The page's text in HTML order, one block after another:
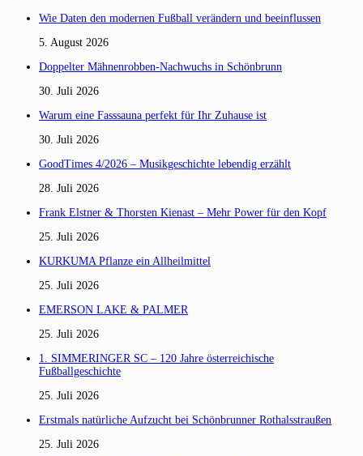
Wie Daten den modernen Fußball verändern und beeinflussen
5. August 2026
Doppelter Mähnenrobben-Nachwuchs in Schönbrunn
30. Juli 2026
Warum eine Fasssauna perfekt für Ihr Zuhause ist
30. Juli 2026
GoodTimes 4/2026 – Musikgeschichte lebendig erzählt
28. Juli 2026
Frank Elstner & Thorsten Kienast – Mehr Power für den Kopf
25. Juli 2026
KURKUMA Pflanze ein Allheilmittel
25. Juli 2026
EMERSON LAKE & PALMER
25. Juli 2026
1. SIMMERINGER SC – 120 Jahre österreichische
Fußballgeschichte
25. Juli 2026
Erstmals natürliche Aufzucht bei Schönbrunner Rothalsstraußen
25. Juli 2026